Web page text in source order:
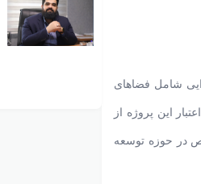
قرار دارد. طرح اجرایی شامل فضاهای
این پروژه از
در حوزه توسعه